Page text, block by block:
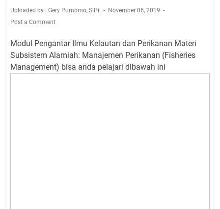
Uploaded by : Gery Purnomo, S.Pi.
November 06, 2019
Post a Comment
Modul Pengantar Ilmu Kelautan dan Perikanan Materi
Subsistem Alamiah: Manajemen Perikanan (Fisheries
Management) bisa anda pelajari dibawah ini